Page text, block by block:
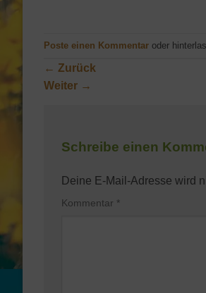
Poste einen Kommentar oder
← Zurück
Weiter →
Schreibe einen
Deine E-Mail-Adresse wird
Kommentar *